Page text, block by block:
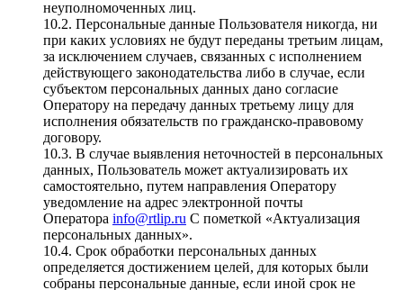
неуполномоченных лиц.
10.2. Персональные данные Пользователя никогда, ни
при каких условиях не будут переданы третьим лицам,
за исключением случаев, связанных с исполнением
действующего законодательства либо в случае, если
субъектом персональных данных дано согласие
Оператору на передачу данных третьему лицу для
исполнения обязательств по гражданско-правовому
договору.
10.3. В случае выявления неточностей в персональных
данных, Пользователь может актуализировать их
самостоятельно, путем направления Оператору
уведомление на адрес электронной почты
Оператора info@rtlip.ru С пометкой «Актуализация
персональных данных».
10.4. Срок обработки персональных данных
определяется достижением целей, для которых были
собраны персональные данные, если иной срок не